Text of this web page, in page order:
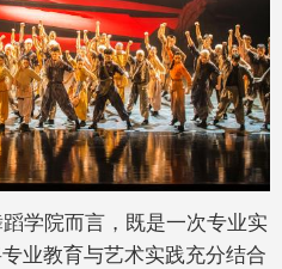
学院而言，既是一次专业实
业教育与艺术实践充分结合